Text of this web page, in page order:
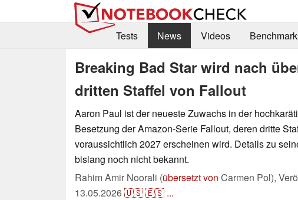
Tests
News Videos
Breaking Bad Star wird nach
dritten Staffel von Fallout
Aaron Paul ist der neueste Zuwachs in der
Besetzung der Amazon-Serie Fallout, deren dritte
voraussichtlich 2027 erscheinen wird. Details zu
bislang noch nicht bekannt.
Rahim Amir Noorali (übersetzt von Carmen Pol),
13.05.2026🇺🇸🇪🇸 ...